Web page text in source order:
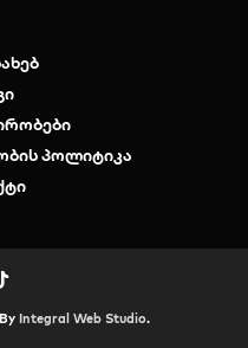
პოლიტიკა
Integral Web Studio.